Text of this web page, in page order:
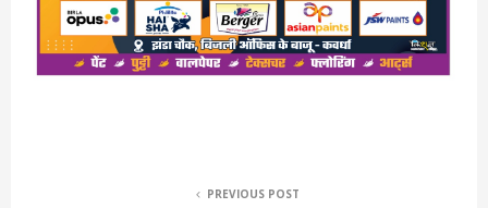
PREVIOUS POST